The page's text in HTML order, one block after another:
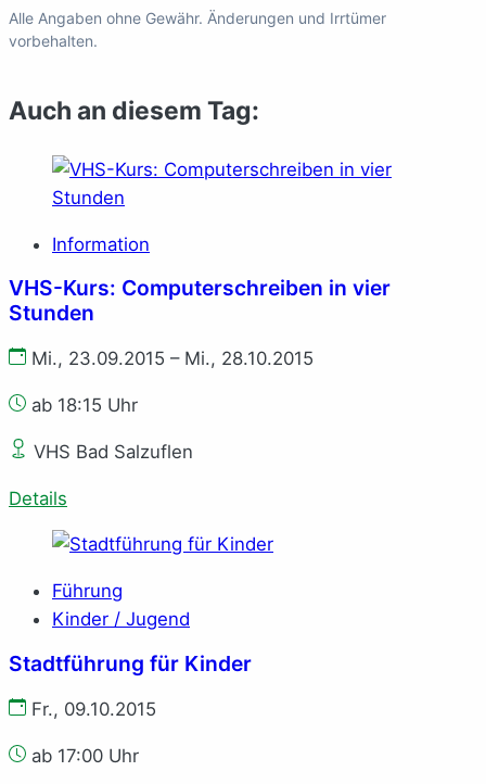
Alle Angaben ohne Gewähr. Änderungen und Irrtümer
vorbehalten.
Auch an diesem Tag:
Information
VHS-Kurs: Computerschreiben in vier
Stunden
Mi., 23.09.2015 – Mi., 28.10.2015
ab 18:15 Uhr
VHS Bad Salzuflen
Details
Führung
Kinder / Jugend
Stadtführung für Kinder
Fr., 09.10.2015
ab 17:00 Uhr